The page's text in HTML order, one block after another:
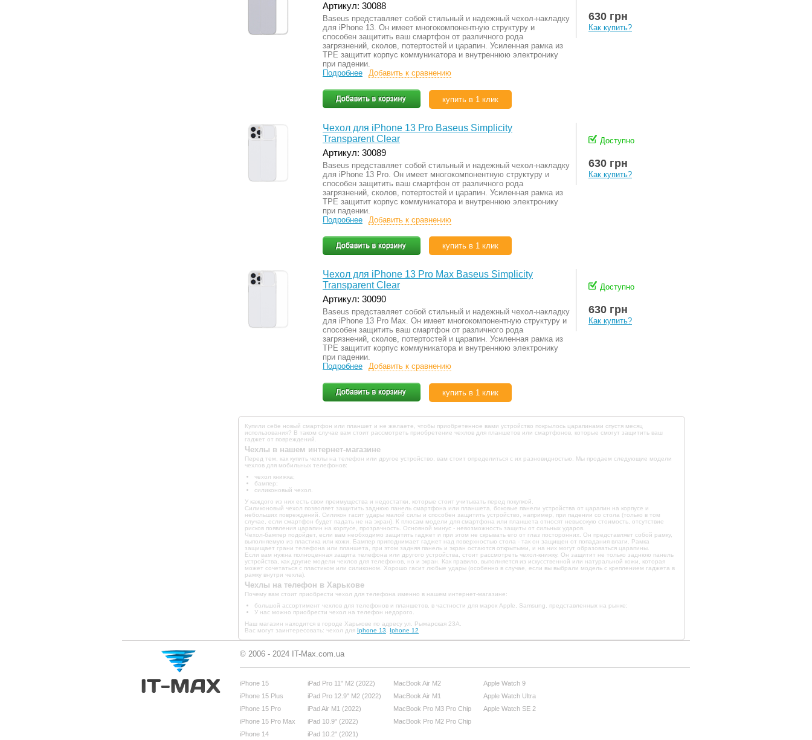
Артикул: 30088
Baseus представляет собой стильный и надежный чехол-накладку
для iPhone 13. Он имеет многокомпонентную структуру и
способен защитить ваш смартфон от различного рода
загрязнений, сколов, потертостей и царапин. Усиленная рамка из
TPE защитит корпус коммуникатора и внутреннюю электронику
при падении.
Подробнее
Добавить к сравнению
купить в 1 клик
630 грн
Как купить?
Чехол для iPhone 13 Pro Baseus Simplicity
Transparent Clear
Артикул: 30089
Baseus представляет собой стильный и надежный чехол-накладку
для iPhone 13 Pro. Он имеет многокомпонентную структуру и
способен защитить ваш смартфон от различного рода
загрязнений, сколов, потертостей и царапин. Усиленная рамка из
TPE защитит корпус коммуникатора и внутреннюю электронику
при падении.
Подробнее
Добавить к сравнению
купить в 1 клик
Доступно
630 грн
Как купить?
Чехол для iPhone 13 Pro Max Baseus Simplicity
Transparent Clear
Артикул: 30090
Baseus представляет собой стильный и надежный чехол-накладку
для iPhone 13 Pro Max. Он имеет многокомпонентную структуру и
способен защитить ваш смартфон от различного рода
загрязнений, сколов, потертостей и царапин. Усиленная рамка из
TPE защитит корпус коммуникатора и внутреннюю электронику
при падении.
Подробнее
Добавить к сравнению
купить в 1 клик
Доступно
630 грн
Как купить?
Купили себе новый смартфон или планшет и не желаете, чтобы приобретенное вами устройство покрылось царапинами спустя месяц
использования? В таком случае вам стоит рассмотреть приобретение чехлов для планшетов или смартфонов, которые смогут защитить ваш
гаджет от повреждений.
Чехлы в нашем интернет-магазине
Перед тем, как купить чехлы на телефон или другое устройство, вам стоит определиться с их разновидностью. Мы продаем следующие модели
чехлов для мобильных телефонов:
чехол книжка;
бампер;
силиконовый чехол.
У каждого из них есть свои преимущества и недостатки, которые стоит учитывать перед покупкой.
Силиконовый чехол позволяет защитить заднюю панель смартфона или планшета, боковые панели устройства от царапин на корпусе и
небольших повреждений. Силикон гасит удары малой силы и способен защитить устройство, например, при падении со стола (только в том
случае, если смартфон будет падать не на экран). К плюсам модели для смартфона или планшета относят невысокую стоимость, отсутствие
рисков появления царапин на корпусе, прозрачность. Основной минус - невозможность защиты от сильных ударов.
Чехол-бампер подойдет, если вам необходимо защитить гаджет и при этом не скрывать его от глаз посторонних. Он представляет собой рамку,
выполняемую из пластика или кожи. Бампер приподнимает гаджет над поверхностью стола - так он защищен от попадания влаги. Рамка
защищает грани телефона или планшета, при этом задняя панель и экран остаются открытыми, и на них могут образоваться царапины.
Если вам нужна полноценная защита телефона или другого устройства, стоит рассмотреть чехол-книжку. Он защитит не только заднюю панель
устройства, как другие модели чехлов для телефонов, но и экран. Как правило, выполняется из искусственной или натуральной кожи, которая
может сочетаться с пластиком или силиконом. Хорошо гасит любые удары (особенно в случае, если вы выбрали модель с креплением гаджета в
рамку внутри чехла).
Чехлы на телефон в Харькове
Почему вам стоит приобрести чехол для телефона именно в нашем интернет-магазине:
большой ассортимент чехлов для телефонов и планшетов, в частности для марок Apple, Samsung, представленных на рынке;
У нас можно приобрести чехол на телефон недорого.
Наш магазин находится в городе Харькове по адресу ул. Рымарская 23А.
Вас могут заинтересовать: чехол для Iphone 13 Iphone 12
© 2006 - 2024 IT-Max.com.ua
iPhone 15
iPhone 15 Plus
iPhone 15 Pro
iPhone 15 Pro Max
iPhone 14
iPad Pro 11" M2 (2022)
iPad Pro 12.9" M2 (2022)
iPad Air M1 (2022)
iPad 10.9" (2022)
iPad 10.2" (2021)
MacBook Air M2
MacBook Air M1
MacBook Pro M3 Pro Chip
MacBook Pro M2 Pro Chip
Apple Watch 9
Apple Watch Ultra
Apple Watch SE 2